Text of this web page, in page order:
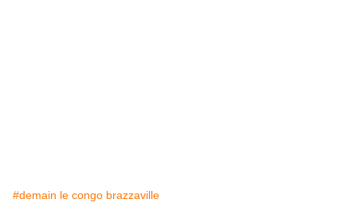
#demain le congo brazzaville